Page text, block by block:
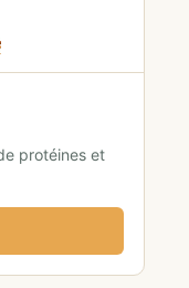
protéines et